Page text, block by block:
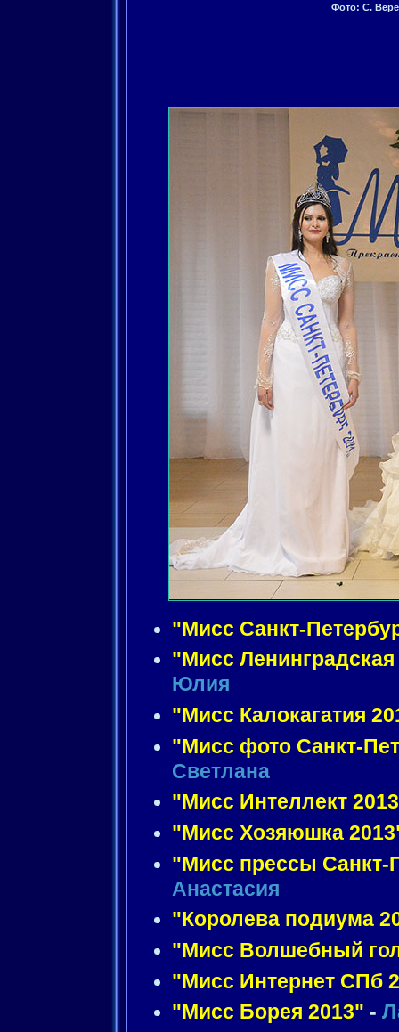
Фото: C.
"Мисс Санкт-
"Мисс
Юлия
"Мисс Калокагатия
"Мисс фото Санкт-
Светлана
"Мисс Интеллект
"Мисс Хозяюшка
"Мисс прессы Санкт-
Анастасия
"Королева подиума
"Мисс Волшебный
"Мисс Интернет СПб
"Мисс Борея 2013" -